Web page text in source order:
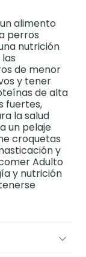
alimento
perros
nutrición
de menor
y tener
de alta
fuertes,
la salud
un pelaje
croquetas
y
Adulto
y nutrición